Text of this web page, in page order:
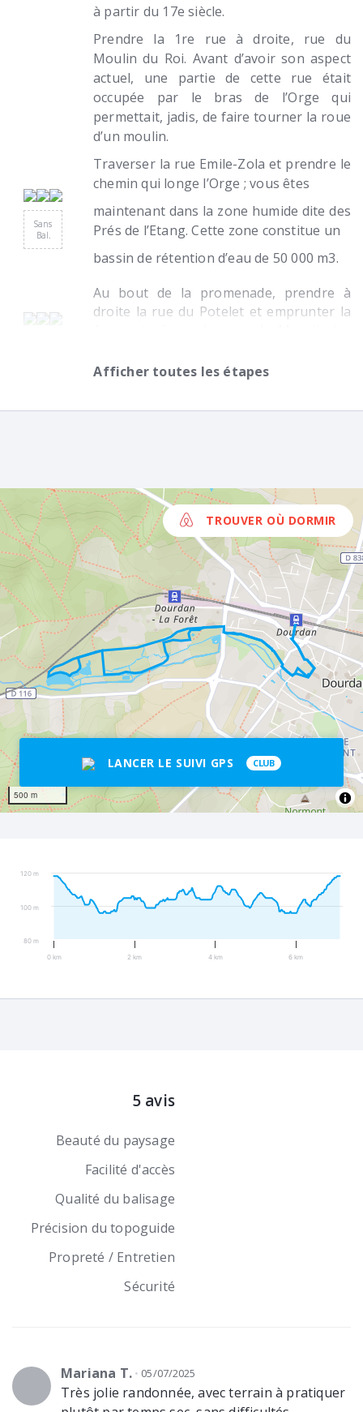
à partir du 17e siècle.
Prendre la 1re rue à droite, rue du
Moulin du Roi. Avant d’avoir son aspect
actuel, une partie de cette rue était
occupée par le bras de l’Orge qui
permettait, jadis, de faire tourner la roue
d’un moulin.
Sans
Bal.
Traverser la rue Emile-Zola et prendre le
chemin qui longe l’Orge ; vous êtes
maintenant dans la zone humide dite des
Prés de l’Etang. Cette zone constitue un
bassin de rétention d’eau de 50 000 m3.
Afficher toutes les étapes
Au bout de la promenade, prendre à
droite la rue du Potelet et emprunter la
Cette rue mène jusqu’à une nouvelle
500 m
TROUVER OÙ DORMIR
LANCER LE SUIVI GPS CLUB
0 km 2 km 4 km 6 km
80 m
100 m
120 m
5 avis
Beauté du paysage
Facilité d'accès
Qualité du balisage
Précision du topoguide
Propreté / Entretien
Sécurité
Mariana T. 05/07/2025
Très jolie randonnée, avec terrain à pratiquer